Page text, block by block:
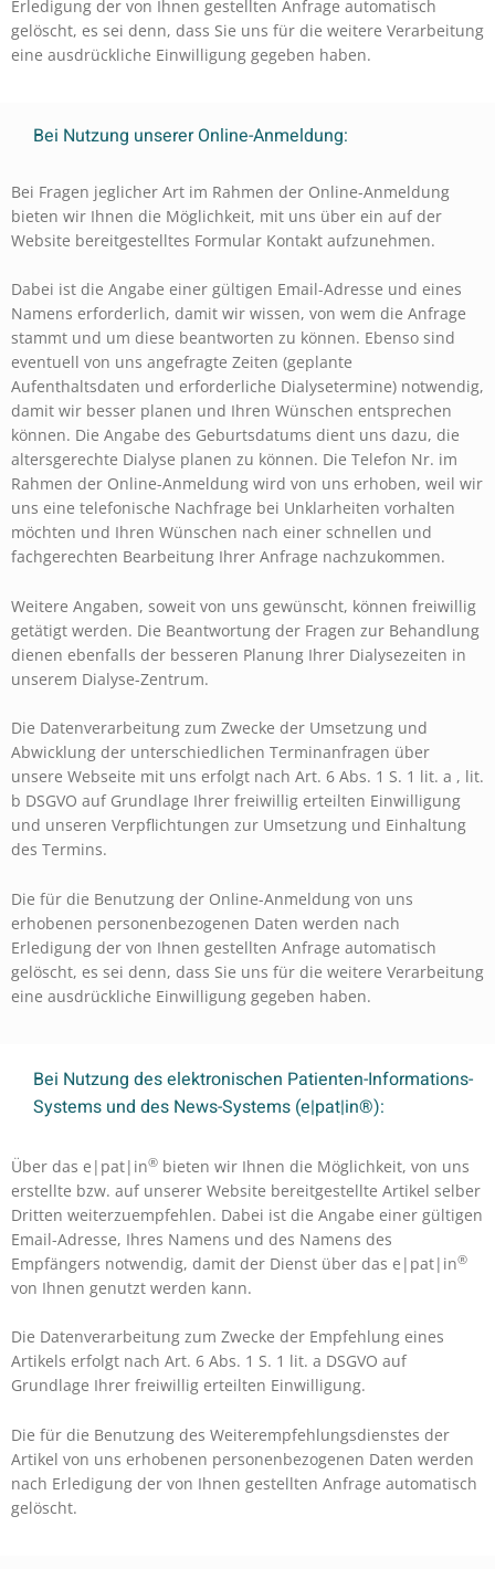
Erledigung der von Ihnen gestellten Anfrage automatisch
gelöscht, es sei denn, dass Sie uns für die weitere Verarbeitung
eine ausdrückliche Einwilligung gegeben haben.
Bei Nutzung unserer Online-Anmeldung:
Bei Fragen jeglicher Art im Rahmen der Online-Anmeldung
bieten wir Ihnen die Möglichkeit, mit uns über ein auf der
Website bereitgestelltes Formular Kontakt aufzunehmen.
Dabei ist die Angabe einer gültigen Email-Adresse und eines
Namens erforderlich, damit wir wissen, von wem die Anfrage
stammt und um diese beantworten zu können. Ebenso sind
eventuell von uns angefragte Zeiten (geplante
Aufenthaltsdaten und erforderliche Dialysetermine) notwendig,
damit wir besser planen und Ihren Wünschen entsprechen
können. Die Angabe des Geburtsdatums dient uns dazu, die
altersgerechte Dialyse planen zu können. Die Telefon Nr. im
Rahmen der Online-Anmeldung wird von uns erhoben, weil wir
uns eine telefonische Nachfrage bei Unklarheiten vorhalten
möchten und Ihren Wünschen nach einer schnellen und
fachgerechten Bearbeitung Ihrer Anfrage nachzukommen.
Weitere Angaben, soweit von uns gewünscht, können freiwillig
getätigt werden. Die Beantwortung der Fragen zur Behandlung
dienen ebenfalls der besseren Planung Ihrer Dialysezeiten in
unserem Dialyse-Zentrum.
Die Datenverarbeitung zum Zwecke der Umsetzung und
Abwicklung der unterschiedlichen Terminanfragen über
unsere Webseite mit uns erfolgt nach Art. 6 Abs. 1 S. 1 lit. a , lit.
b DSGVO auf Grundlage Ihrer freiwillig erteilten Einwilligung
und unseren Verpflichtungen zur Umsetzung und Einhaltung
des Termins.
Die für die Benutzung der Online-Anmeldung von uns
erhobenen personenbezogenen Daten werden nach
Erledigung der von Ihnen gestellten Anfrage automatisch
gelöscht, es sei denn, dass Sie uns für die weitere Verarbeitung
eine ausdrückliche Einwilligung gegeben haben.
Bei Nutzung des elektronischen Patienten-Informations-
Systems und des News-Systems (e|pat|in®):
Über das e|pat|in® bieten wir Ihnen die Möglichkeit, von uns
erstellte bzw. auf unserer Website bereitgestellte Artikel selber
Dritten weiterzuempfehlen. Dabei ist die Angabe einer gültigen
Email-Adresse, Ihres Namens und des Namens des
Empfängers notwendig, damit der Dienst über das e|pat|in®
von Ihnen genutzt werden kann.
Die Datenverarbeitung zum Zwecke der Empfehlung eines
Artikels erfolgt nach Art. 6 Abs. 1 S. 1 lit. a DSGVO auf
Grundlage Ihrer freiwillig erteilten Einwilligung.
Die für die Benutzung des Weiterempfehlungsdienstes der
Artikel von uns erhobenen personenbezogenen Daten werden
nach Erledigung der von Ihnen gestellten Anfrage automatisch
gelöscht.